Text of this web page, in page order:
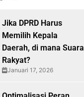
Jika DPRD Harus
Memilih Kepala
Daerah, di mana Suara
Rakyat?
Januari 17, 2026